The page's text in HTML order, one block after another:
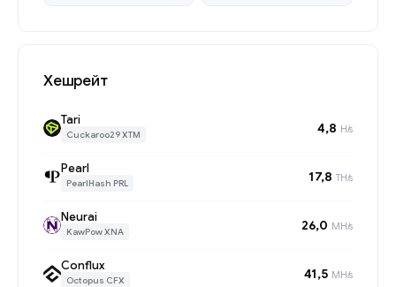
Хешрейт
Tari
Cuckaroo29 XTM 4,8 H/s
Pearl
PearlHash PRL 17,8 TH/s
Neurai
KawPow XNA 26,0 MH/s
Conflux
Octopus CFX 41,5 MH/s